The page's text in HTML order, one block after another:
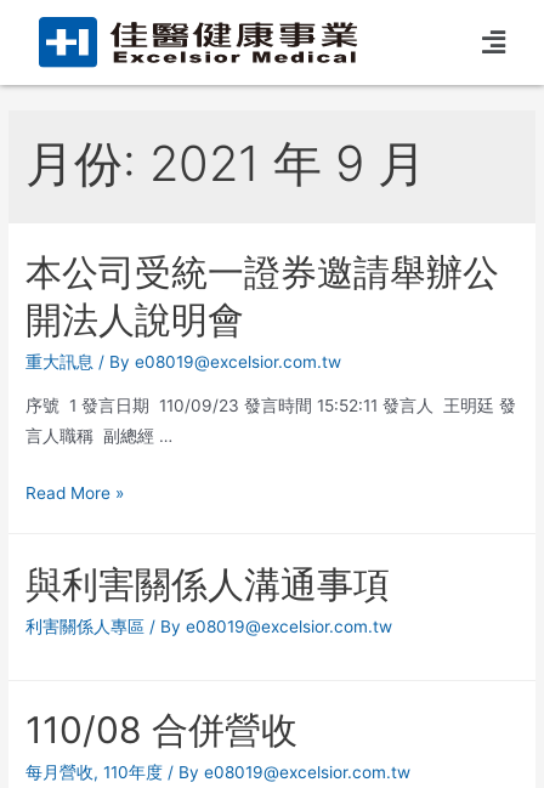
月份: 2021 年 9 月
本公司受統一證券邀請舉辦公
開法人說明會
重大訊息 / Bye08019@excelsior.com.tw
序號 1 發言日期 110/09/23 發言時間 15:52:11 發言人 王明廷 發
言人職稱 副總經 …
Read More »
與利害關係人溝通事項
利害關係人專區 / Bye08019@excelsior.com.tw
110/08 合併營收
每月營收,110年度 / Bye08019@excelsior.com.tw